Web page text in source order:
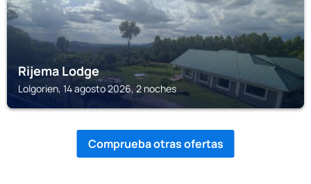
Rijema Lodge
Lolgorien, 14 agosto 2026, 2 noches
Comprueba otras ofertas